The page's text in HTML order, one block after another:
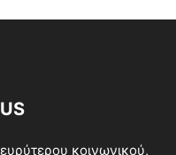
κοινωνικού,